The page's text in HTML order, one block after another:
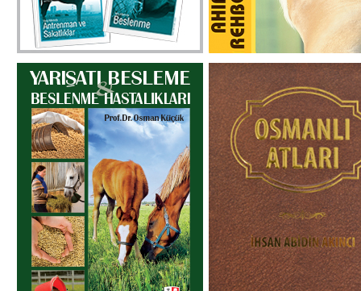
₺230,00
DETAY
₺230,00
DETAY
YARIŞATI BESLEME VE BESLENME
HASTALIKLARI
Prof. Dr. Osman Küçük’ün kaleme
aldığı, “Yarışatı Besleme &
Beslenme Hastalıkları” kitabı, at
sahiplerinin sıkça dile getirdiği
soruların cevapları niteliğindedir.
Yarışatları için rasyon örnekler
sunan eser, besleme konusunda
hiç bilgisi olmayanlar tarafından
dahi hazırlanabilecek düzeyde
örnekler içermektedir.
₺275,00
OSMANLI
Osmanlı Atları’nın içeriği,
da aşarak, o devirdeki civar
atları ve
kapsamaktadır. Devrinin ata
açısını yansıtması ve o
konusunda üstat bir
tarafından yazılmış
önemini
içerisinde bulunan
esere ayrı bir değer
₺160,00